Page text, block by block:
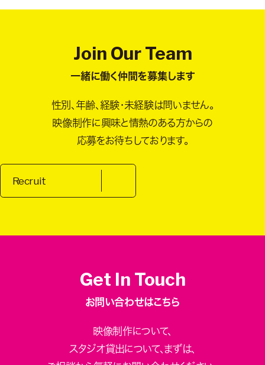
Join Our Team
一緒に働く仲間を募集します
性別、年齢、経験・未経験は問いません。
映像制作に興味と情熱のある方からの
応募をお待ちしております。
Recruit
Get In Touch
お問い合わせはこちら
映像制作について、
スタジオ貸出について、 まずは、